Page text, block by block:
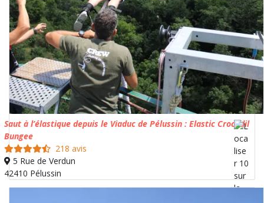
Saut à l’élastique depuis le Viaduc de Pélussin : Elastic Crocodil
Bungee
218 avis
5 Rue de Verdun
42410 Pélussin